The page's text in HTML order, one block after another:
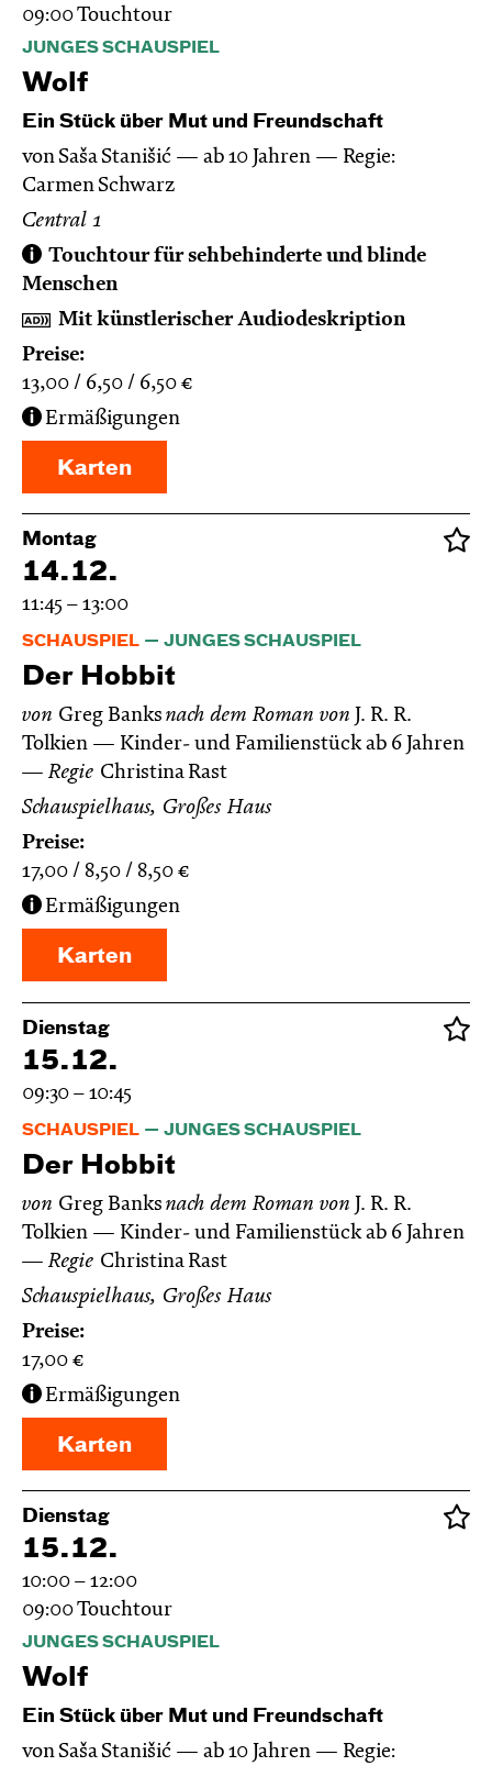
09:00Touchtour
JUNGES SCHAUSPIEL
Wolf
Ein Stück über Mut und Freundschaft
von Saša Stanišić ab 10 Jahren
Regie:
Carmen Schwarz
Central 1
Touchtour für sehbehinderte und blinde
Menschen
Mit künstlerischer Audiodeskription
Preise:
13,00
6,50 6,50 €
Ermäßigungen
Karten
Montag
14.12.
11:45 – 13:00
SCHAUSPIEL JUNGES SCHAUSPIEL
Der Hobbit
von Greg Banks nach dem Roman von J. R. R.
Tolkien
Kinder- und Familienstück ab 6 Jahren
Regie Christina Rast
Schauspielhaus, Großes Haus
Preise:
17,00
8,50 8,50 €
Ermäßigungen
Karten
Dienstag
15.12.
09:30 – 10:45
SCHAUSPIEL JUNGES SCHAUSPIEL
Der Hobbit
von Greg Banks nach dem Roman von J. R. R.
Tolkien
Kinder- und Familienstück ab 6 Jahren
Regie Christina Rast
Schauspielhaus, Großes Haus
Preise:
17,00 €
Ermäßigungen
Karten
Dienstag
15.12.
10:00 – 12:00
09:00Touchtour
JUNGES SCHAUSPIEL
Wolf
Ein Stück über Mut und Freundschaft
von Saša Stanišić ab 10 Jahren Regie: